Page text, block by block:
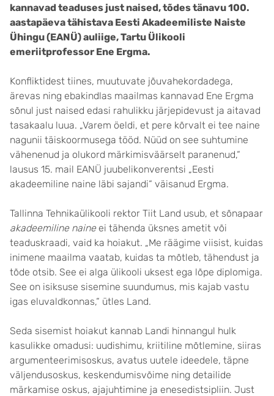
kannavad teaduses just naised, tõdes tänavu 100.
aastapäeva tähistava Eesti Akadeemiliste Naiste
Ühingu (EANÜ) auliige, Tartu Ülikooli
emeriitprofessor Ene Ergma.
Konfliktidest tiines, muutuvate jõuvahekordadega,
ärevas ning ebakindlas maailmas kannavad Ene Ergma
sõnul just naised edasi rahulikku järjepidevust ja aitavad
tasakaalu luua. „Varem öeldi, et pere kõrvalt ei tee naine
nagunii täis­koormusega tööd. Nüüd on see suhtu­mine
vähenenud ja olukord märkimis­väärselt paranenud,“
lausus 15. mail EANÜ juubeli­konverentsi „Eesti
akadeemiline naine läbi sajandi“ väisanud Ergma.
Tallinna Tehnikaülikooli rektor Tiit Land usub, et sõnapaar
aka­deemi­line naineei tähenda üksnes ametit või
teaduskraadi, vaid ka hoiakut. „Me räägime viisist, kuidas
ini­mene maailma vaatab, kuidas ta mõtleb, tähendust ja
tõde otsib. See ei alga ülikooli uksest ega lõpe diplo­miga.
See on isiksuse sisemine suundumus, mis kajab vastu
igas eluvaldkonnas,“ ütles Land.
Seda sisemist hoiakut kannab Landi hinnangul hulk
kasulikke omadusi: uudishimu, kriitiline mõtlemine, siiras
argumenteerimis­oskus, avatus uutele ideedele, täpne
väljendusoskus, keskendumisvõime ning detailide
märkamise oskus, ajajuhtimine ja enesedistsipliin. Just